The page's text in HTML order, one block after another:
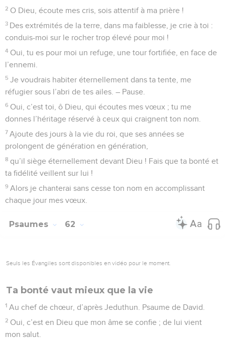
2 O Dieu, écoute mes cris, sois attentif à ma prière !
3 Des extrémités de la terre, dans ma faiblesse, je crie à toi :
conduis-moi sur le rocher trop élevé pour moi !
4 Oui, tu es pour moi un refuge, une tour fortifiée, en face de
l’ennemi.
5 Je voudrais habiter éternellement dans ta tente, me
réfugier sous l’abri de tes ailes. – Pause.
6 Oui, c’est toi, ô Dieu, qui écoutes mes vœux ; tu me
donnes l’héritage réservé à ceux qui craignent ton nom.
7 Ajoute des jours à la vie du roi, que ses années se
prolongent de génération en génération,
8 qu’il siège éternellement devant Dieu ! Fais que ta bonté et
ta fidélité veillent sur lui !
9 Alors je chanterai sans cesse ton nom en accomplissant
chaque jour mes vœux.
Psaumes 62
Seuls les Évangiles sont disponibles en vidéo pour le moment.
Ta bonté vaut mieux que la vie
1 Au chef de chœur, d’après Jeduthun. Psaume de David.
2 Oui, c’est en Dieu que mon âme se confie ; de lui vient
mon salut.